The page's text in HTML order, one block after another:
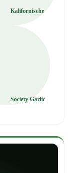
Kalifornische
Society Garlic